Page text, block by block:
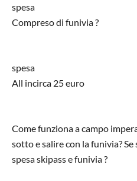
spesa
Compreso di funivia ?
spesa
All incirca 25 euro
Come funziona a campo
sotto e salire con la funivia?
spesa skipass e funivia ?